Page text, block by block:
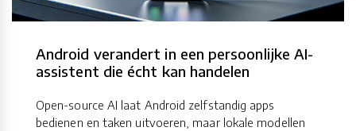
Android verandert in een persoonlijke AI-
assistent die écht kan handelen
Open-source AI laat Android zelfstandig apps
bedienen en taken uitvoeren, maar lokale modellen